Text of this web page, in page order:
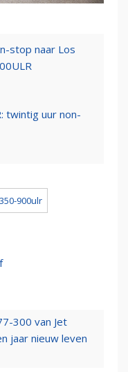
stop naar Los
twintig uur non-
900ulr
300 van Jet
jaar nieuw leven